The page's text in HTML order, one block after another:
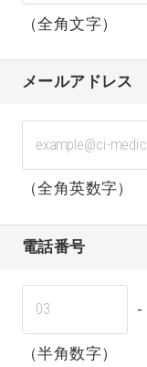
（全角文字）
メールアドレス
（全角英数字）
電話番号
-
（半角数字）